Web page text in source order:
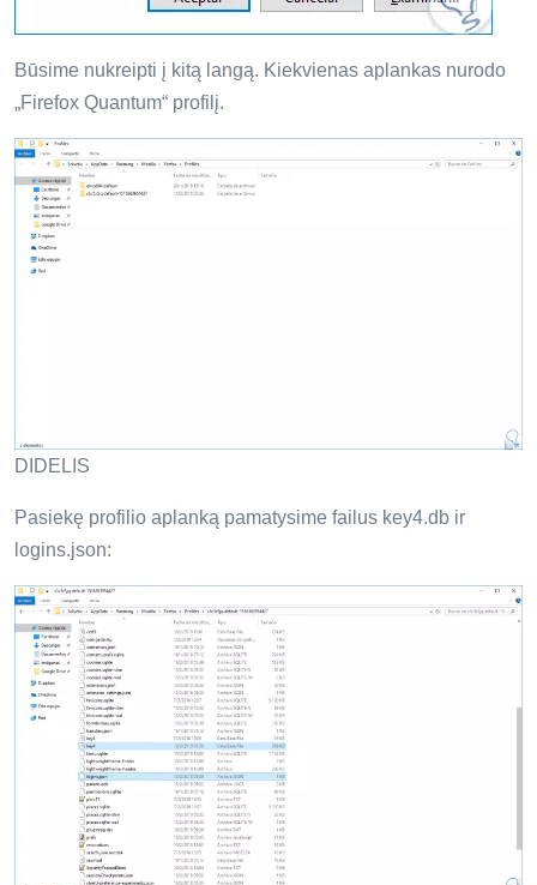
Būsime nukreipti į kitą langą. Kiekvienas aplankas nurodo
„Firefox Quantum“ profilį.
DIDELIS
Pasiekę profilio aplanką pamatysime failus key4.db ir
logins.json: